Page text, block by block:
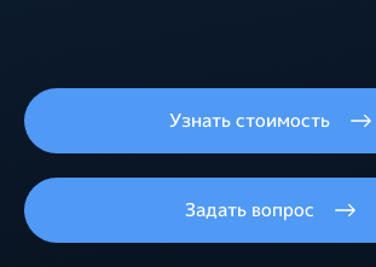
Узнать стоимость
Задать вопрос